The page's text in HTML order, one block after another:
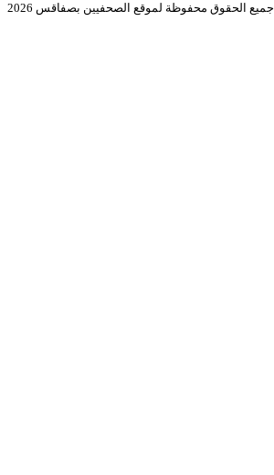
جميع الحقوق محفوظة لموقع الصحفيين بصفاقس 2026